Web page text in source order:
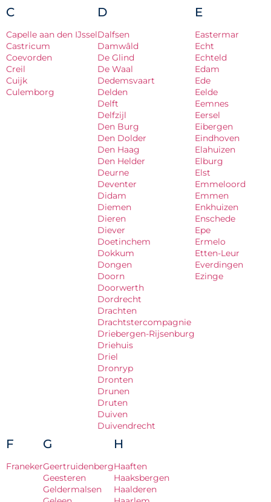
C
Capelle aan den IJssel
Castricum
Coevorden
Creil
Cuijk
Culemborg
D
Dalfsen
Damwâld
De Glind
De Waal
Dedemsvaart
Delden
Delft
Delfzijl
Den Burg
Den Dolder
Den Haag
Den Helder
Deurne
Deventer
Didam
Diemen
Dieren
Diever
Doetinchem
Dokkum
Dongen
Doorn
Doorwerth
Dordrecht
Drachten
Drachtstercompagnie
Driebergen-Rijsenburg
Driehuis
Driel
Dronryp
Dronten
Drunen
Druten
Duiven
Duivendrecht
E
Eastermar
Echt
Echteld
Edam
Ede
Eelde
Eemnes
Eersel
Eibergen
Eindhoven
Elahuizen
Elburg
Elst
Emmeloord
Emmen
Enkhuizen
Enschede
Epe
Ermelo
Etten-Leur
Everdingen
Ezinge
F
Franeker
G
Geertruidenberg
Geesteren
Geldermalsen
H
Haaften
Haaksbergen
Haalderen